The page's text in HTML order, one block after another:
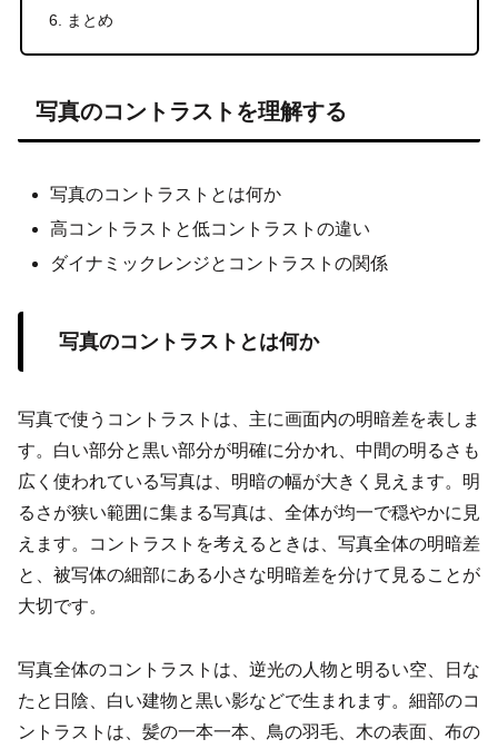
まとめ
写真のコントラストを理解する
写真のコントラストとは何か
高コントラストと低コントラストの違い
ダイナミックレンジとコントラストの関係
写真のコントラストとは何か
写真で使うコントラストは、主に画面内の明暗差を表しま
す。白い部分と黒い部分が明確に分かれ、中間の明るさも
広く使われている写真は、明暗の幅が大きく見えます。明
るさが狭い範囲に集まる写真は、全体が均一で穏やかに見
えます。コントラストを考えるときは、写真全体の明暗差
と、被写体の細部にある小さな明暗差を分けて見ることが
大切です。
写真全体のコントラストは、逆光の人物と明るい空、日な
たと日陰、白い建物と黒い影などで生まれます。細部のコ
ントラストは、髪の一本一本、鳥の羽毛、木の表面、布の